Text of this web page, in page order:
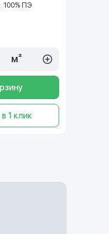
100% ПЭ
м²
1 клик